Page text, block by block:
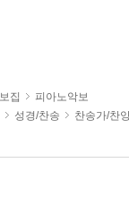
집
피아노악보
성경/찬송 찬송가/찬